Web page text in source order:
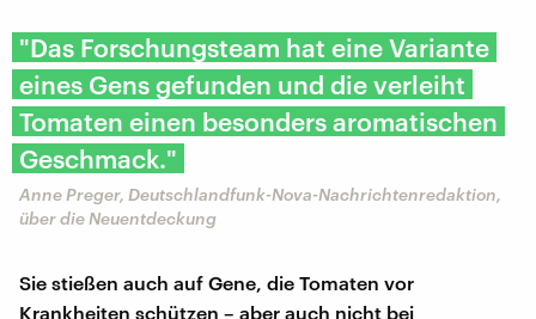
"Das Forschungsteam hat eine Variante
eines Gens gefunden und die verleiht
Tomaten einen besonders aromatischen
Geschmack."
Anne Preger, Deutschlandfunk-Nova-Nachrichtenredaktion,
über die Neuentdeckung
Sie stießen auch auf Gene, die Tomaten vor
Krankheiten schützen – aber auch nicht bei